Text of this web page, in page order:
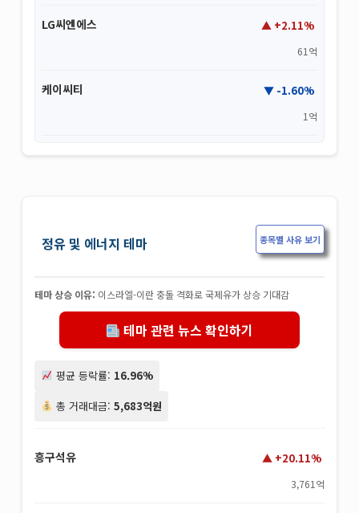
LG씨엔에스 +2.11%
61억
케이씨티 -1.60%
1억
정유 및 에너지 테마 종목별 사유 보기
테마 상승 이유: 이스라엘-이란 충돌 격화로 국제유가 상승 기대감
테마 관련 뉴스 확인하기
평균 등락률: 16.96%
총 거래대금: 5,683억원
흥구석유 +20.11%
3,761억